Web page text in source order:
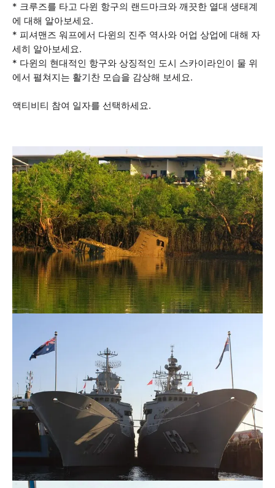
* 크루즈를 타고 다윈 항구의 랜드마크와 깨끗한 열대 생태계
에 대해 알아보세요.
* 피셔맨즈 워프에서 다윈의 진주 역사와 어업 상업에 대해 자
세히 알아보세요.
* 다윈의 현대적인 항구와 상징적인 도시 스카이라인이 물 위
에서 펼쳐지는 활기찬 모습을 감상해 보세요.
액티비티 참여 일자를 선택하세요.